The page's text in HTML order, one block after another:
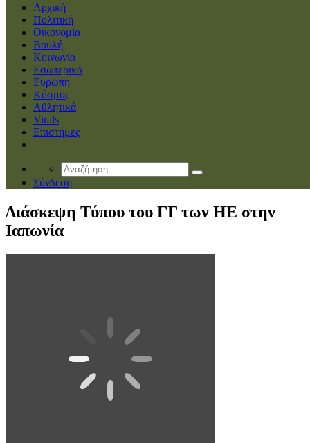
Αρχική
Πολιτική
Οικονομία
Βουλή
Κοινωνία
Εσωτερικά
Ευρώπη
Κόσμος
Αθλητικά
Virals
Επιστήμες
Σύνδεση
Διάσκεψη Τύπου του ΓΓ των ΗΕ στην
Ιαπωνία